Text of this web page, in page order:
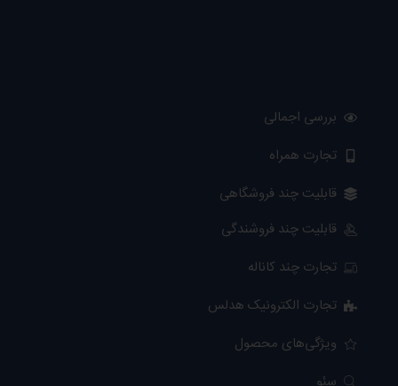
بررسی اجمالی
تجارت همراه
قابلیت چند فروشگاهی
قابلیت چند فروشندگی
تجارت چند کاناله
تجارت الکترونیک هدلس
ویژگی‌های محصول